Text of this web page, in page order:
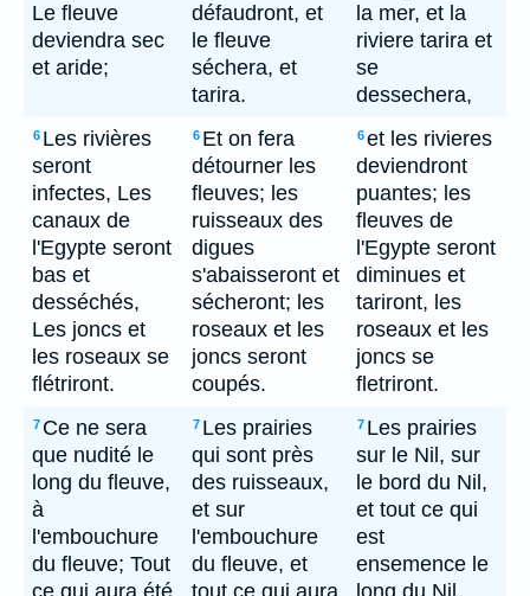
Le fleuve
deviendra sec
et aride;
défaudront, et
le fleuve
séchera, et
tarira.
la mer, et la
riviere tarira et
se
dessechera,
6 Les rivières
seront
infectes, Les
canaux de
l'Egypte seront
bas et
desséchés,
Les joncs et
les roseaux se
flétriront.
6 Et on fera
détourner les
fleuves; les
ruisseaux des
digues
s'abaisseront et
sécheront; les
roseaux et les
joncs seront
coupés.
6et les rivieres
deviendront
puantes; les
fleuves de
l'Egypte seront
diminues et
tariront, les
roseaux et les
joncs se
fletriront.
7 Ce ne sera
que nudité le
long du fleuve,
à
l'embouchure
du fleuve; Tout
ce qui aura été
7 Les prairies
qui sont près
des ruisseaux,
et sur
l'embouchure
du fleuve, et
tout ce qui aura
7 Les prairies
sur le Nil, sur
le bord du Nil,
et tout ce qui
est
ensemence le
long du Nil,